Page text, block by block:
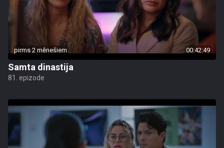
pirms 2 mēnešiem 00:42:49
Samta dinastija
81. epizode